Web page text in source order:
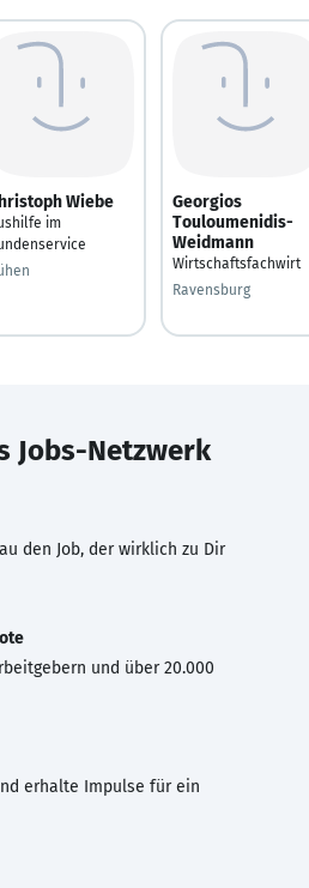
Wiebe
im
Georgios
Touloumenidis-
Weidmann
Wirtschaftsfachwirt
Ravensburg
Jobs-Netzwerk
den Job, der wirklich zu Dir
und über 20.000
erhalte Impulse für ein